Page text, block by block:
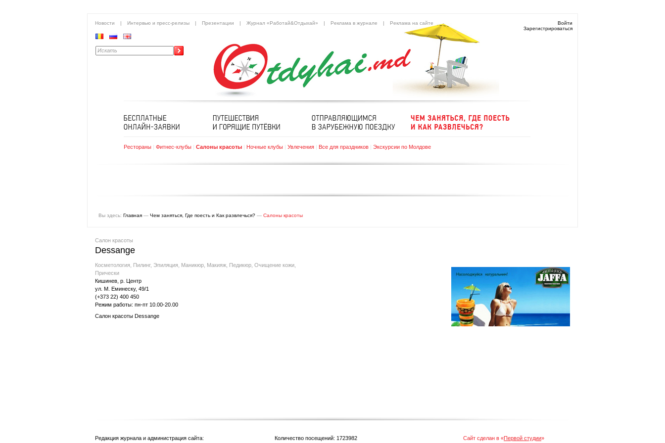
Новости | Интервью и пресс-релизы | Презентации | Журнал «Работай&Отдыхай» | Реклама в журнале | Реклама на сайте
Войти
Зарегистрироваться
Рестораны | Фитнес-клубы | Салоны красоты | Ночные клубы | Увлечения | Все для праздников | Экскурсии по Молдове
Вы здесь: Главная — Чем заняться, Где поесть и Как развлечься? — Салоны красоты
Салон красоты
Dessange
Косметология, Пилинг, Эпиляция, Маникюр, Макияж, Педикюр, Очищение кожи,
Прически
Кишинев, р. Центр
ул. М. Еминеску, 49/1
(+373 22) 400 450
Режим работы: пн-пт 10.00-20.00
Салон красоты Dessange
Сайт сделан в «Первой студии»
Редакция журнала и администрация сайта: Количество посещений: 1723982